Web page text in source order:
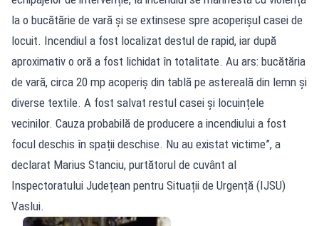
la o bucătărie de vară și se extinsese spre acoperișul casei de
locuit. Incendiul a fost localizat destul de rapid, iar după
aproximativ o oră a fost lichidat în totalitate. Au ars: bucătăria
de vară, circa 20 mp acoperiș din tablă pe astereală din lemn și
diverse textile. A fost salvat restul casei și locuințele
vecinilor. Cauza probabilă de producere a incendiului a fost
focul deschis în spații deschise. Nu au existat victime”, a
declarat Marius Stanciu, purtătorul de cuvânt al
Inspectoratului Județean pentru Situații de Urgență (IJSU)
Vaslui.